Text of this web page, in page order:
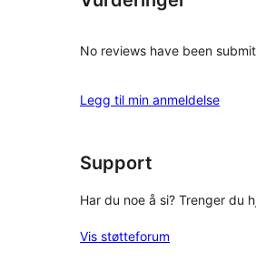
No reviews have been
Legg til min anmeldelse
Support
Har du noe å si? Trenger du
Vis støtteforum